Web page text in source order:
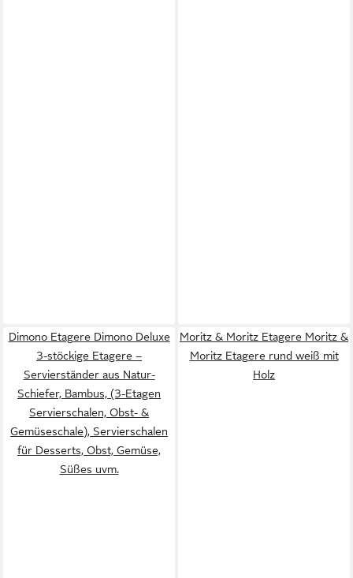
Dimono Etagere Dimono Deluxe
3-stöckige Etagere –
Servierständer aus Natur-
Schiefer, Bambus, (3-Etagen
Servierschalen, Obst- &
Gemüseschale), Servierschalen
für Desserts, Obst, Gemüse,
Süßes uvm.
Moritz & Moritz Etagere Moritz &
Moritz Etagere rund weiß mit
Holz